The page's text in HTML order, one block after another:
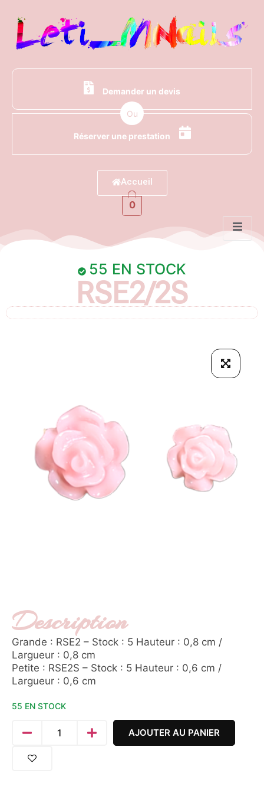
Demander un devis
Ou
Réserver une prestation
Accueil
0
55 EN STOCK
RSE2/2S
Description
Grande : RSE2 – Stock : 5 Hauteur : 0,8 cm /
Largueur : 0,8 cm
Petite : RSE2S – Stock : 5 Hauteur : 0,6 cm /
Largueur : 0,6 cm
55 EN STOCK
AJOUTER AU PANIER